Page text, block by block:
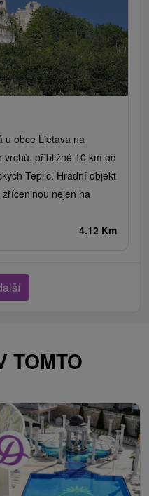
u obce Lietava na
vrchů, přibližně 10 km od
Teplic. Hradní objekt
nejen na
4.12 Km
TOMTO